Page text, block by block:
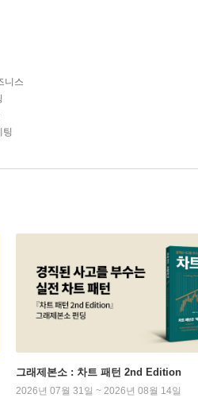
니스
팅
그래제본소 : 차트 패턴 2nd Edition
2026년 07월 31일 ~ 2026년 08월 14일